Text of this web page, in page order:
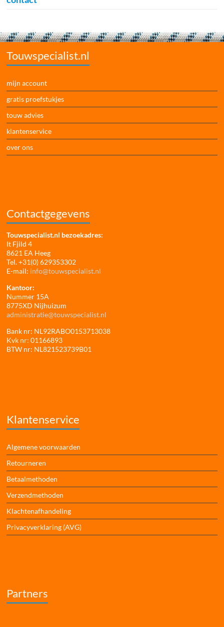
Touwspecialist.nl
mijn account
gratis proefstukjes
touw advies
klantenservice
over ons
Contactgegevens
Touwspecialist.nl bezoekadres:
It Fjild 4
8621 EA Heeg
Tel. +31(0) 629353302
E-mail: info@touwspecialist.nl
Kantoor:
Nummer 15A
8775XD Nijhuizum
administratie@touwspecialist.nl
Bank nr: NL92RABO0153713038
Kvk nr: 01166893
BTW nr: NL821523739B01
Klantenservice
Algemene voorwaarden
Retourneren
Betaalmethoden
Verzendmethoden
Klachtenafhandeling
Privacyverklaring (AVG)
Partners